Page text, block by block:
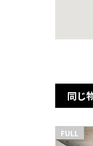
同じ
FULL